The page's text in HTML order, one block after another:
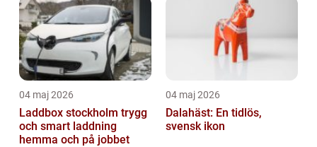
04 maj 2026
Laddbox stockholm trygg
och smart laddning
hemma och på jobbet
04 maj 2026
Dalahäst: En tidlös,
svensk ikon